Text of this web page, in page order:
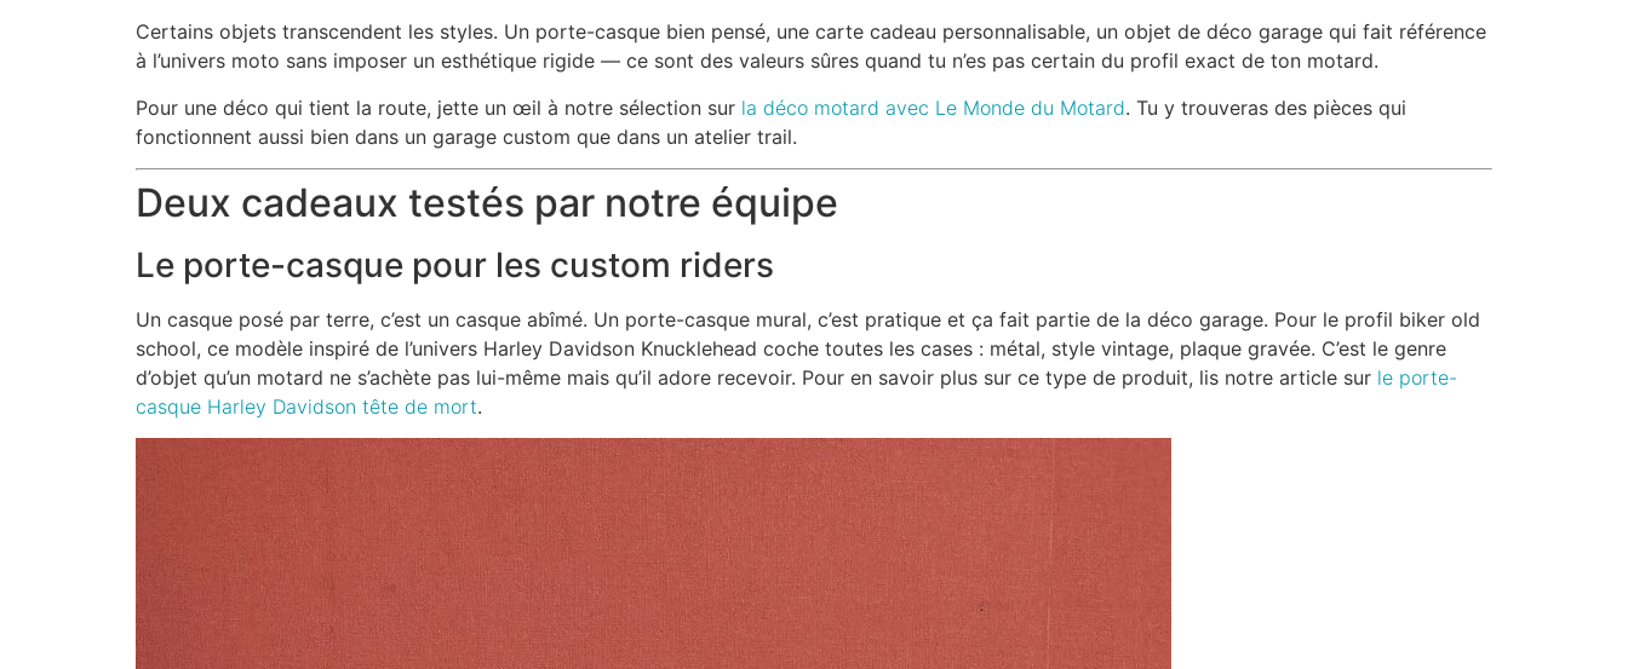
Certains objets transcendent les styles. Un porte-casque bien pensé, une carte cadeau personnalisable, un objet de déco garage qui fait référence
à l’univers moto sans imposer un esthétique rigide — ce sont des valeurs sûres quand tu n’es pas certain du profil exact de ton motard.
Pour une déco qui tient la route, jette un œil à notre sélection sur la déco motard avec Le Monde du Motard. Tu y trouveras des pièces qui
fonctionnent aussi bien dans un garage custom que dans un atelier trail.
Deux cadeaux testés par notre équipe
Le porte-casque pour les custom riders
Un casque posé par terre, c’est un casque abîmé. Un porte-casque mural, c’est pratique et ça fait partie de la déco garage. Pour le profil biker old
school, ce modèle inspiré de l’univers Harley Davidson Knucklehead coche toutes les cases : métal, style vintage, plaque gravée. C’est le genre
d’objet qu’un motard ne s’achète pas lui-même mais qu’il adore recevoir. Pour en savoir plus sur ce type de produit, lis notre article sur le porte-
casque Harley Davidson tête de mort.